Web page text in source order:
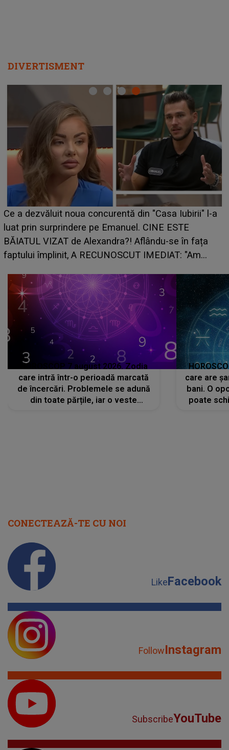
DIVERTISMENT
Iubirii" l-a
în fața
"Am
HOROSCOP de weekend, 8-9 august
care riscă să rămână fără bani. O decizie
grabă îi aduce pierderi semnificative și îi
planurile peste cap
HOROSCOP 7 august 2026. Zodia
care intră într-o perioadă marcată
de încercări. Problemele se adună
din toate părțile, iar o veste
care are
bani. O
poate
CONECTEAZĂ-TE CU NOI
LikeFacebook
FollowInstagram
SubscribeYouTube